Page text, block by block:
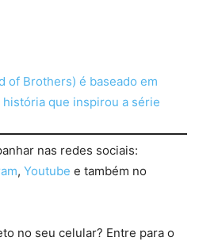
of Brothers) é baseado em
que inspirou a série
nas redes sociais:
, Youtube e também no
no seu celular? Entre para o